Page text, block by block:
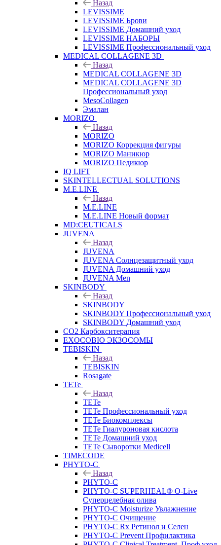
Назад
LEVISSIME
LEVISSIME Брови
LEVISSIME Домашний уход
LEVISSIME НАБОРЫ
LEVISSIME Профессиональный уход
MEDICAL COLLAGENE 3D
Назад
MEDICAL COLLAGENE 3D
MEDICAL COLLAGENE 3D
Профессиональный уход
MesoCollagen
Эмалан
MORIZO
Назад
MORIZO
MORIZO Коррекция фигуры
MORIZO Маникюр
MORIZO Педикюр
IQ LIFT
SKINTELLECTUAL SOLUTIONS
M.E.LINE
Назад
M.E.LINE
M.E.LINE Новый формат
MD:CEUTICALS
JUVENA
Назад
JUVENA
JUVENA Солнцезащитный уход
JUVENA Домашний уход
JUVENA Men
SKINBODY
Назад
SKINBODY
SKINBODY Профессиональный уход
SKINBODY Домашний уход
CO2 Карбокситерапия
EXOCOBIO ЭКЗОСОМЫ
TEBISKIN
Назад
TEBISKIN
Rosagate
TETe
Назад
TETe
TETe Профессиональный уход
TETe Биокомплексы
TETe Гиалуроновая кислота
TETe Домашний уход
TETe Сыворотки Medicell
TIMECODE
PHYTO-C
Назад
PHYTO-C
PHYTO-C SUPERHEAL® O-Live
Суперцелебная олива
PHYTO-C Moisturize Увлажнение
PHYTO-C Очищение
PHYTO-C Rx Ретинол и Селен
PHYTO-C Prevent Профилактика